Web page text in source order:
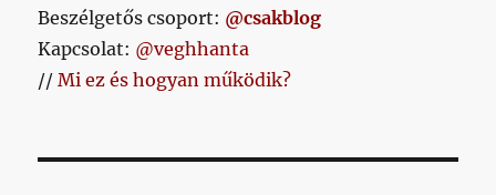
Beszélgetős csoport: @csakblog
Kapcsolat: @veghhanta
//Mi ez és hogyan működik?